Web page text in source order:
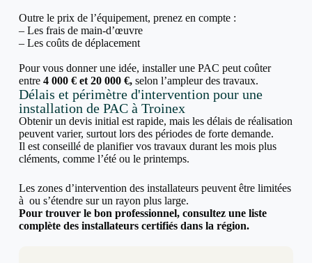
Outre le prix de l’équipement, prenez en compte :
– Les frais de main-d’œuvre
– Les coûts de déplacement
Pour vous donner une idée, installer une PAC peut coûter
entre 4 000 € et 20 000 €,selon l’ampleur des travaux.
Délais et périmètre d'intervention pour une
installation de PAC à Troinex
Obtenir un devis initial est rapide, mais les délais de réalisation
peuvent varier, surtout lors des périodes de forte demande.
Il est conseillé de planifier vos travaux durant les mois plus
cléments, comme l’été ou le printemps.
Les zones d’intervention des installateurs peuvent être limitées
à ou s’étendre sur un rayon plus large.
Pour trouver le bon professionnel, consultez une liste
complète des installateurs certifiés dans la région.